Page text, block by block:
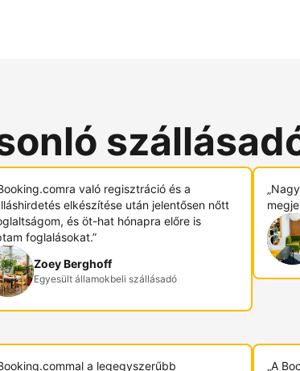
való regisztráció és a
elkészítése után jelentősen nőtt
és öt-hat hónapra előre is
foglalásokat.”
Zoey Berghoff
Egyesült államokbeli szállásadó
a legegyszerűbb „A